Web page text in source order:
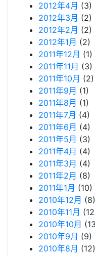
2012年4月 (3)
2012年3月 (2)
2012年2月 (2)
2012年1月 (2)
2011年12月 (1)
2011年11月 (3)
2011年10月 (2)
2011年9月 (1)
2011年8月 (1)
2011年7月 (4)
2011年6月 (4)
2011年5月 (3)
2011年4月 (4)
2011年3月 (4)
2011年2月 (8)
2011年1月 (10)
2010年12月 (8)
2010年11月
2010年10月
2010年9月 (9)
2010年8月 (12)